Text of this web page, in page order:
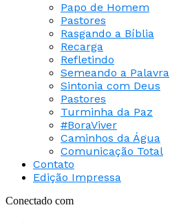
Papo de Homem
Pastores
Rasgando a Bíblia
Recarga
Refletindo
Semeando a Palavra
Sintonia com Deus
Pastores
Turminha da Paz
#BoraViver
Caminhos da Água
Comunicação Total
Contato
Edição Impressa
Conectado com